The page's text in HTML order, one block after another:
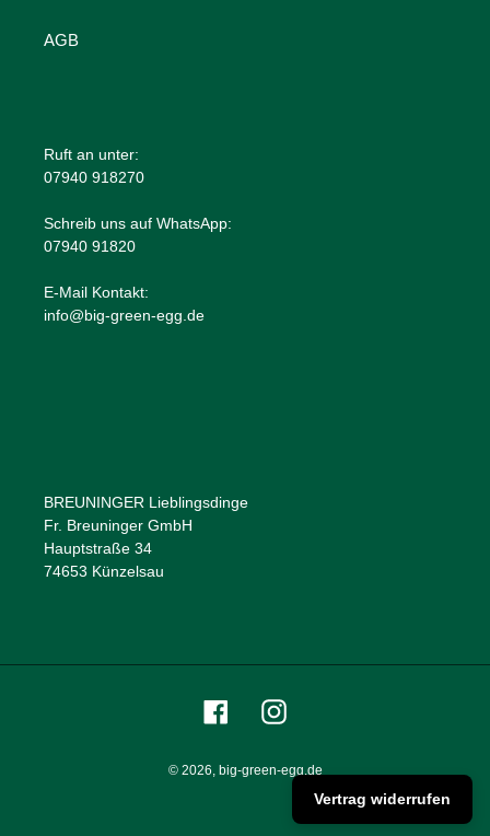
AGB
Ruft an unter:
07940 918270
Schreib uns auf WhatsApp:
07940 91820
E-Mail Kontakt:
info@big-green-egg.de
BREUNINGER Lieblingsdinge
Fr. Breuninger GmbH
Hauptstraße 34
74653 Künzelsau
FacebookInstagram
© 2026, big-green-egg.de
Vertrag widerrufen